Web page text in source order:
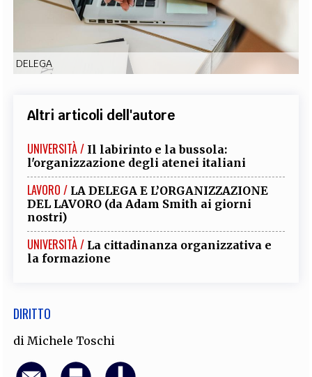
SOCIAL MEDIA
DELEGA
Altri articoli dell'autore
UNIVERSITÀ / Il labirinto e la bussola:
l'organizzazione degli atenei italiani
LAVORO / LA DELEGA E L’ORGANIZZAZIONE
DEL LAVORO (da Adam Smith ai giorni
nostri)
UNIVERSITÀ / La cittadinanza organizzativa e
la formazione
DIRITTO
di Michele Toschi